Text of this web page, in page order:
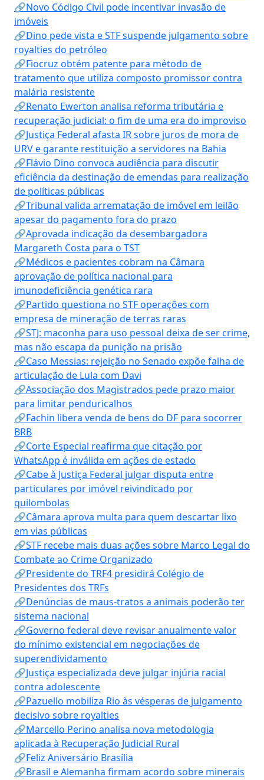
🔗Novo Código Civil pode incentivar invasão de
imóveis
🔗Dino pede vista e STF suspende julgamento sobre
royalties do petróleo
🔗Fiocruz obtém patente para método de
tratamento que utiliza composto promissor contra
malária resistente
🔗Renato Ewerton analisa reforma tributária e
recuperação judicial: o fim de uma era do improviso
🔗Justiça Federal afasta IR sobre juros de mora de
URV e garante restituição a servidores na Bahia
🔗Flávio Dino convoca audiência para discutir
eficiência da destinação de emendas para realização
de políticas públicas
🔗Tribunal valida arrematação de imóvel em leilão
apesar do pagamento fora do prazo
🔗Aprovada indicação da desembargadora
Margareth Costa para o TST
🔗Médicos e pacientes cobram na Câmara
aprovação de política nacional para
imunodeficiência genética rara
🔗Partido questiona no STF operações com
empresa de mineração de terras raras
🔗STJ: maconha para uso pessoal deixa de ser crime,
mas não escapa da punição na prisão
🔗Caso Messias: rejeição no Senado expõe falha de
articulação de Lula com Davi
🔗Associação dos Magistrados pede prazo maior
para limitar penduricalhos
🔗Fachin libera venda de bens do DF para socorrer
BRB
🔗Corte Especial reafirma que citação por
WhatsApp é inválida em ações de estado
🔗Cabe à Justiça Federal julgar disputa entre
particulares por imóvel reivindicado por
quilombolas
🔗Câmara aprova multa para quem descartar lixo
em vias públicas
🔗STF recebe mais duas ações sobre Marco Legal do
Combate ao Crime Organizado
🔗Presidente do TRF4 presidirá Colégio de
Presidentes dos TRFs
🔗Denúncias de maus-tratos a animais poderão ter
sistema nacional
🔗Governo federal deve revisar anualmente valor
do mínimo existencial em negociações de
superendividamento
🔗Justiça especializada deve julgar injúria racial
contra adolescente
🔗Pazuello mobiliza Rio às vésperas de julgamento
decisivo sobre royalties
🔗Marcello Perino analisa nova metodologia
aplicada à Recuperação Judicial Rural
🔗Feliz Aniversário Brasília
🔗Brasil e Alemanha firmam acordo sobre minerais